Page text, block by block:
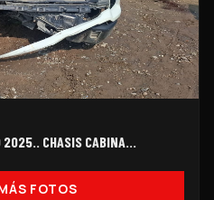
2025.. CHASIS CABINA…
FOTOS